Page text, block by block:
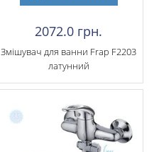
2072.0 грн.
Змішувач для ванни Frap F2203
латунний